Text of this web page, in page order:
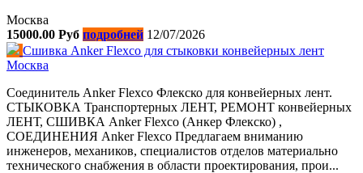
Москва
15000.00 Руб подробней 12/07/2026
Cшивка Anker Flexco для cтыковки конвейерных лент
Москва
Cоединитель Anker Flexco Флекско для конвейерных лент.
CТЫКОВКА Транспортерных ЛЕНТ, РЕМОНТ конвейерных
ЛЕНТ, CШИВКА Anker Flexco (Анкер Флекско) ,
CОЕДИНЕНИЯ Anker Flexco Предлагаем вниманию
инженеров, механиков, специалистов отделов материально
технического снабжения в области проектирования, прои...